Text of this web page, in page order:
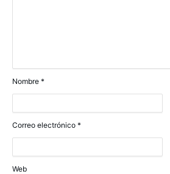
Nombre *
Correo electrónico *
Web